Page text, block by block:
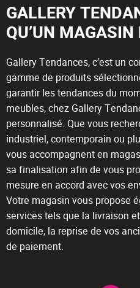
GALLERY
QU’UN
Gallery Tendances, c’est un
gamme de produits
garantir les tendances du
meubles, chez Gallery
personnalisé. Que vous
industriel, contemporain ou
vous accompagnent en
sa finalisation afin de vous
mesure en accord avec vos
Votre magasin vous propose
services tels que la livraison
domicile, la reprise de vos
de paiement.